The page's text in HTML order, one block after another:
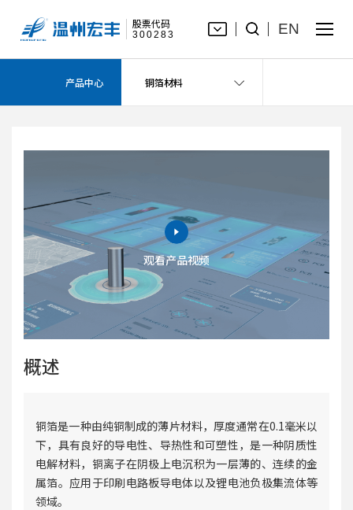
股票代码
300283 EN
产品中心 铜箔材料
铜箔材料
观看产品视频
概述
铜箔是一种由纯铜制成的薄片材料，厚度通常在0.1毫米以
下，具有良好的导电性、导热性和可塑性，是一种阴质性
电解材料，铜离子在阴极上电沉积为一层薄的、连续的金
属箔。应用于印刷电路板导电体以及锂电池负极集流体等
领域。